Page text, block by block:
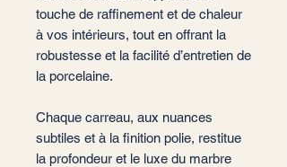
touche de raffinement et de chaleur
à vos intérieurs, tout en offrant la
robustesse et la facilité d’entretien de
la porcelaine.
Chaque carreau, aux nuances
subtiles et à la finition polie, restitue
la profondeur et le luxe du marbre